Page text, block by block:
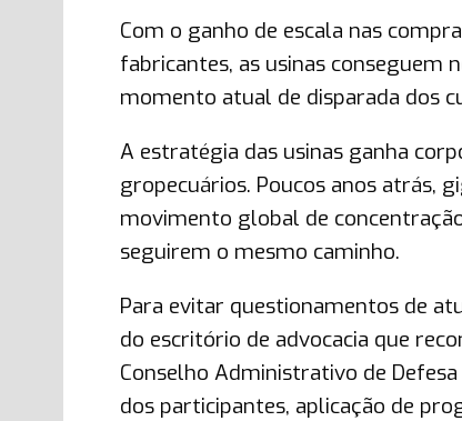
Com o ganho de escala nas
fabricantes, as usinas
momento atual de disparada dos
A estratégia das usinas ganha
gropecuários. Poucos anos atrás,
movimento global de
seguirem o mesmo caminho.
Para evitar questionamentos de
do escritório de advocacia que
Conselho Administrativo de
dos participantes, aplicação de